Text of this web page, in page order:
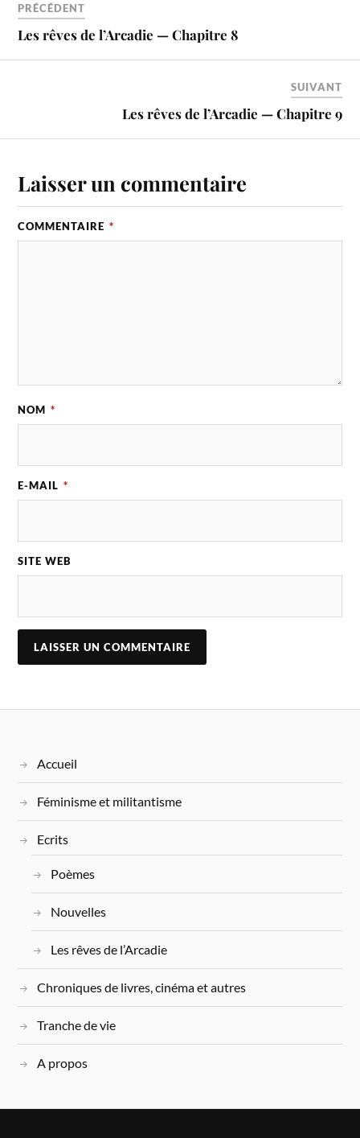
PRÉCÉDENT
Les rêves de l’Arcadie — Chapitre 8
SUIVANT
Les rêves de l’Arcadie — Chapitre 9
Laisser un commentaire
COMMENTAIRE *
NOM *
E-MAIL *
SITE WEB
Accueil
Féminisme et militantisme
Ecrits
Poèmes
Nouvelles
Les rêves de l’Arcadie
Chroniques de livres, cinéma et autres
Tranche de vie
A propos